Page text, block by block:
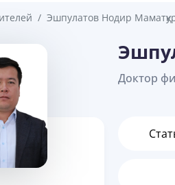
Эшпулатов Нодир
Доктор